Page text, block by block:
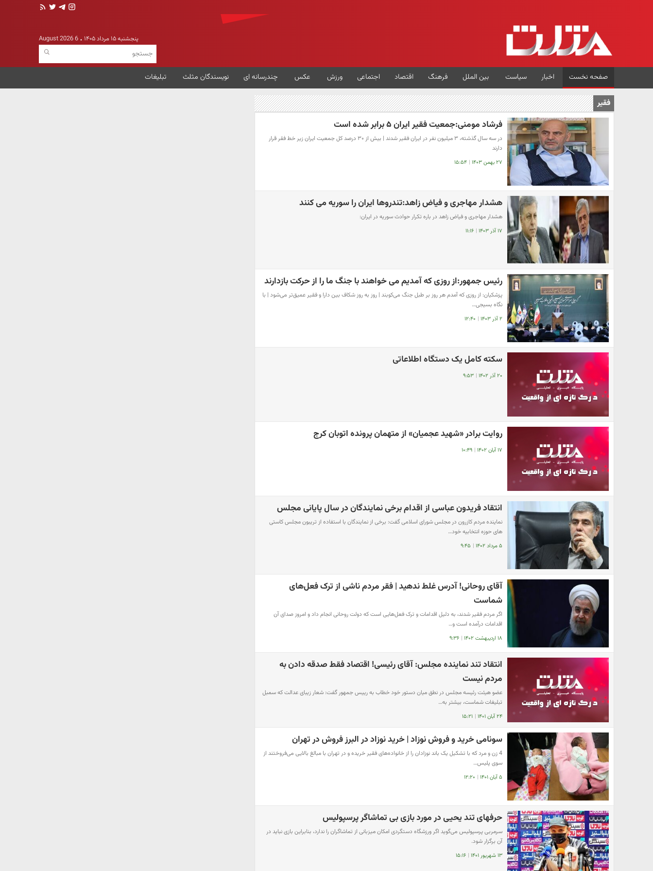
پنجشنبه ۱۵ مرداد ۱۴۰۵ 6 August 2026
صفحه نخست اخبار سیاست بین الملل فرهنگ اقتصاد اجتماعی ورزش عکس چندرسانه ای نویسندگان مثلث تبلیغات
فقیر
فرشاد مومنی:جمعیت فقیر ایران ۵ برابر شده است
در سه سال گذشته، ۳ میلیون نفر در ایران فقیر شدند | بیش از ۳۰ درصد کل جمعیت ایران زیر خط فقر قرار
دارند
۲۷ بهمن ۱۴۰۳ | ۱۵:۵۴
هشدار مهاجری و فیاض زاهد:تندروها ایران را سوریه می کنند
هشدار مهاجری و فیاض زاهد در باره تکرار حوادث سوریه در ایران:
۱۷ آذر ۱۴۰۳ | ۱۱:۱۶
رئیس جمهور:از روزی که آمدیم می خواهند با جنگ ما را از حرکت بازدارند
پزشکیان: از روزی که آمدم هر روز بر طبل جنگ می‌کوبند | روز به روز شکاف بین دارا و فقیر عمیق‌تر می‌شود | با
نگاه بسیجی…
۲ آذر ۱۴۰۳ | ۱۲:۴۰
سکته کامل یک دستگاه اطلاعاتی
۲۰ آذر ۱۴۰۲ | ۹:۵۳
روایت برادر «شهید عجمیان» از متهمان پرونده اتوبان کرج
۱۷ آبان ۱۴۰۲ | ۱۰:۴۹
انتقاد فریدون عباسی از اقدام برخی نمایندگان در سال پایانی مجلس
نماینده مردم کازرون در مجلس شورای اسلامی گفت: برخی از نمایندگان با استفاده از تریبون مجلس کاستی
های حوزه انتخابیه خود…
۵ مرداد ۱۴۰۲ | ۹:۴۵
آقای روحانی! آدرس غلط ندهید | فقر مردم ناشی از ترک فعل‌های
شماست
اگر مردم فقیر شدند، به دلیل اقدامات و ترک فعل‌هایی است که دولت روحانی انجام داد و امروز صدای آن
اقدامات درآمده است و…
۱۸ اردیبهشت ۱۴۰۲ | ۹:۳۶
انتقاد تند نماینده مجلس: آقای رئیسی! اقتصاد فقط صدقه دادن به
مردم نیست
عضو هیئت رئیسه مجلس در نطق میان دستور خود خطاب به رییس جمهور گفت: شعار زیبای عدالت که سمبل
تبلیغات شماست، بیشتر به…
۲۴ آبان ۱۴۰۱ | ۱۵:۲۱
سونامی خرید و فروش نوزاد | خرید نوزاد در البرز فروش در تهران
4 زن و مرد که با تشکیل یک باند نوزادان را از خانواده‌های فقیر خریده و در تهران با مبالغ بالایی می‌فروختند از
سوی پلیس…
۵ آبان ۱۴۰۱ | ۱۲:۲۰
حرفهای تند یحیی در مورد بازی بی تماشاگر پرسپولیس
سرمربی پرسپولیس می‌گوید اگر ورزشگاه دستگردی امکان میزبانی از تماشاگران را ندارد، بنابراین بازی نباید در
آن برگزار شود.
۱۳ شهریور ۱۴۰۱ | ۱۵:۱۶